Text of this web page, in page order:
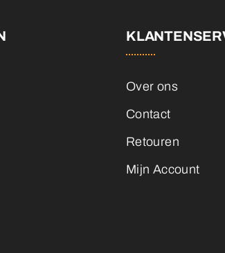
Over ons
Contact
Retouren
Mijn Account